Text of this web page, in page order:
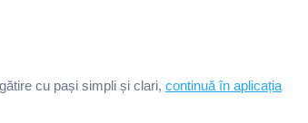
cu pași simpli și clari, continuă în aplicația